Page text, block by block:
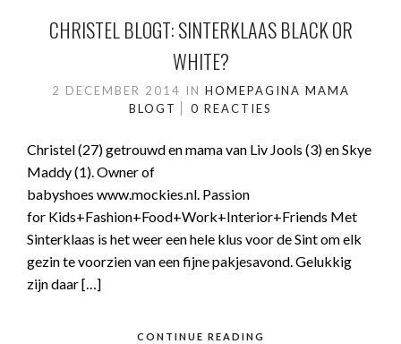
CHRISTEL BLOGT: SINTERKLAAS BLACK OR
WHITE?
2 DECEMBER 2014 IN HOMEPAGINA MAMA
BLOGT
0 REACTIES
Christel (27) getrouwd en mama van Liv Jools (3) en Skye
Maddy (1). Owner of
babyshoes www.mockies.nl. Passion
for Kids+Fashion+Food+Work+Interior+Friends Met
Sinterklaas is het weer een hele klus voor de Sint om elk
gezin te voorzien van een fijne pakjesavond. Gelukkig
zijn daar […]
CONTINUE READING